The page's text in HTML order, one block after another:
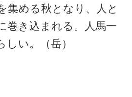
集める秋となり、人と
巻き込まれる。人馬一
い。（岳）